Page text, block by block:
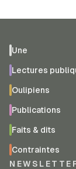
Une
Lectures
Oulipiens
Publications
Faits & dits
Contraintes